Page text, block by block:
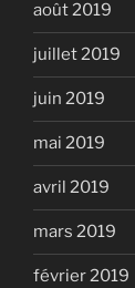
août 2019
juillet 2019
juin 2019
mai 2019
avril 2019
mars 2019
février 2019